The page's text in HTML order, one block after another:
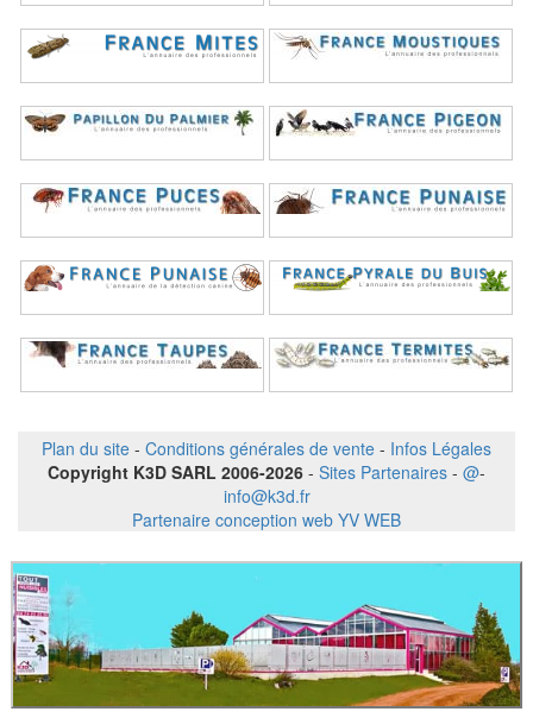
Plan du site - Conditions générales de vente - Infos Légales
Copyright K3D SARL 2006-2026 - Sites Partenaires - @-
info@k3d.fr
Partenaire conception web YV WEB